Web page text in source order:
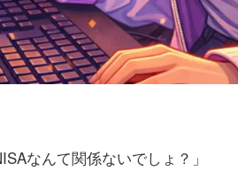
なんて関係ないでしょ？」